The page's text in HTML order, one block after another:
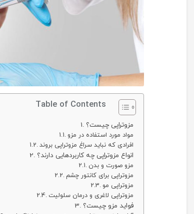
Table of Contents
مزوتراپی چیست؟
مواد مورد استفاده در مزو
افرادی که نباید سراغ مزوتراپی بروند
انواع مزوتراپی چه کاربردهایی دارند؟
مزو صورت و بدن
مزوتراپی برای کانتور چشم
مزوتراپی مو
مزوتراپی لاغری و درمان سلولیت
فواید مزو چیست؟